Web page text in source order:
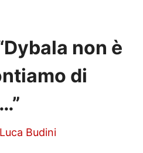
non è
di
Luca Budini